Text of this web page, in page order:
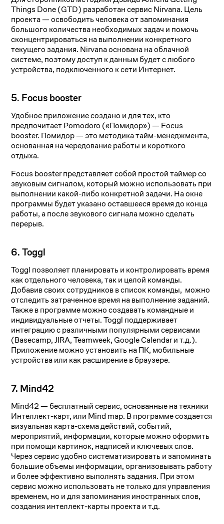
Things Done (GTD) разработан сервис Nirvana. Цель
проекта — освободить человека от запоминания
большого количества необходимых задач и помочь
сконцентрироваться на выполнении конкретного
текущего задания. Nirvana основана на облачной
системе, поэтому доступ к данным будет с любого
устройства, подключенного к сети Интернет.
5. Focus booster
Удобное приложение создано и для тех, кто
предпочитает Pomodoro («Помидор») — Focus
booster. Помидор — это методика тайм-менеджмента,
основанная на чередование работы и короткого
отдыха.
Focus booster представляет собой простой таймер со
звуковым сигналом, который можно использовать при
выполнении какой-либо конкретной задачи. На окне
программы будет указано оставшееся время до конца
работы, а после звукового сигнала можно сделать
перерыв.
6. Toggl
Toggl позволяет планировать и контролировать время
как отдельного человека, так и целой команды.
Добавив своих сотрудников в список команды, можно
отследить затраченное время на выполнение заданий.
Также в программе можно создавать командные и
индивидуальные отчеты. Toggl поддерживает
интеграцию с различными популярными сервисами
(Basecamp, JIRA, Teamweek, Google Calendar и т.д.).
Приложение можно установить на ПК, мобильные
устройства или как расширение в браузере.
7. Mind42
Mind42 — бесплатный сервис, основанные на техники
Интеллект-карт, или Mind map. В программе создается
визуальная карта-схема действий, событий,
мероприятий, информации, которые можно оформить
при помощи картинок, надписей и ключевых слов.
Через сервис удобно систематизировать и запоминать
большие объемы информации, организовывать работу
и более эффективно выполнять задания. При этом
сервис можно использовать не только для управления
временем, но и для запоминания иностранных слов,
создания интеллект-карты проекта и т.д.